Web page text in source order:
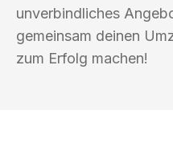
unverbindliches
gemeinsam deinen
zum Erfolg machen!